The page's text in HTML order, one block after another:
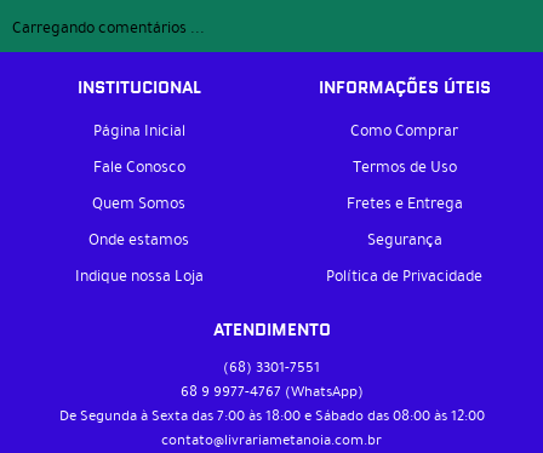
Carregando comentários ...
INSTITUCIONAL
Página Inicial
Fale Conosco
Quem Somos
Onde estamos
Indique nossa Loja
INFORMAÇÕES ÚTEIS
Como Comprar
Termos de Uso
Fretes e Entrega
Segurança
Política de Privacidade
ATENDIMENTO
(68) 3301-7551
68 9 9977-4767 (WhatsApp)
De Segunda à Sexta das 7:00 às 18:00 e Sábado das 08:00 às 12:00
contato@livrariametanoia.com.br